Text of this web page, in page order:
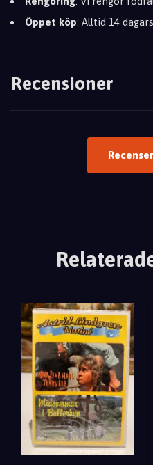
Öppet köp: Alltid 14
Recensioner